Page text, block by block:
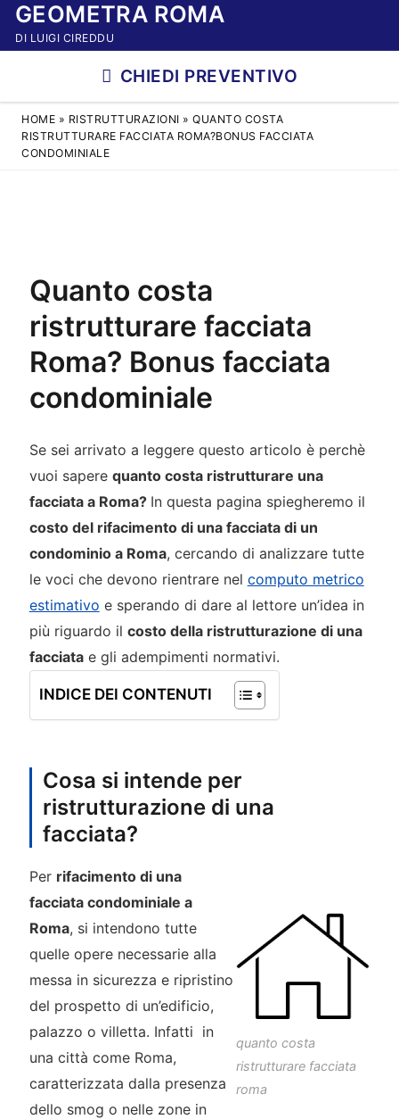
VaiGEOMETRA ROMA
DI LUIGI CIREDDU
CHIEDI PREVENTIVO
HOME » RISTRUTTURAZIONI »QUANTO COSTA
RISTRUTTURARE FACCIATA ROMA?BONUS FACCIATA
CONDOMINIALE
Quanto costa
ristrutturare facciata
Roma? Bonus facciata
condominiale
Se sei arrivato a leggere questo articolo è perchè
vuoi sapere quanto costa ristrutturare una
facciata a Roma? In questa pagina spiegheremo il
costo del rifacimento di una facciata di un
condominio a Roma, cercando di analizzare tutte
le voci che devono rientrare nel computo metrico
estimativo e sperando di dare al lettore un’idea in
più riguardo il costo della ristrutturazione di una
facciatae gli adempimenti normativi.
INDICE DEI CONTENUTI
Cosa si intende per
ristrutturazione di una
facciata?
quanto costa
ristrutturare facciata
roma
Per rifacimento di una
facciata condominiale a
Roma, si intendono tutte
quelle opere necessarie alla
messa in sicurezza e ripristino
del prospetto di un’edificio,
palazzo o villetta. Infatti in
una città come Roma,
caratterizzata dalla presenza
dello smog o nelle zone in